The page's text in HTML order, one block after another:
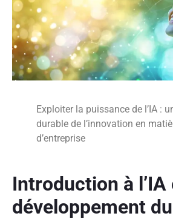
Exploiter la puissance de l’IA :
durable de l’innovation en
d’entreprise
Introduction à l’IA
développement